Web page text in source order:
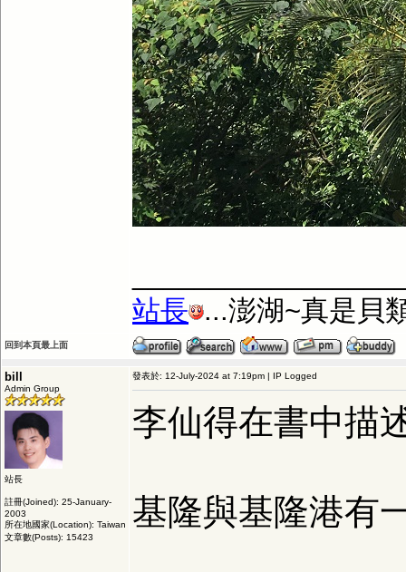
站長 ...澎湖~真是貝
回到本頁最上面
bill
Admin Group
站長
註冊(Joined): 25-January-
2003
所在地國家(Location): Taiwan
文章數(Posts): 15423
發表於: 12-July-2024 at 7:19pm | IP Logged
李仙得在書中描
基隆與基隆港有